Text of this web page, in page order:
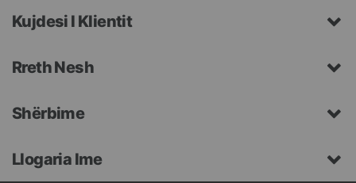
Kujdesi I Klientit
Rreth Nesh
Shërbime
Llogaria Ime